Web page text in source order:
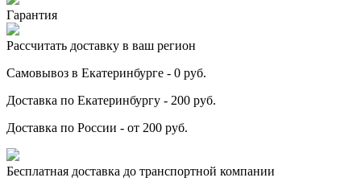
Гарантия
Рассчитать доставку в ваш регион
Самовывоз в Екатеринбурге - 0 руб.
Доставка по Екатеринбургу - 200 руб.
Доставка по России - от 200 руб.
Бесплатная доставка до транспортной компании